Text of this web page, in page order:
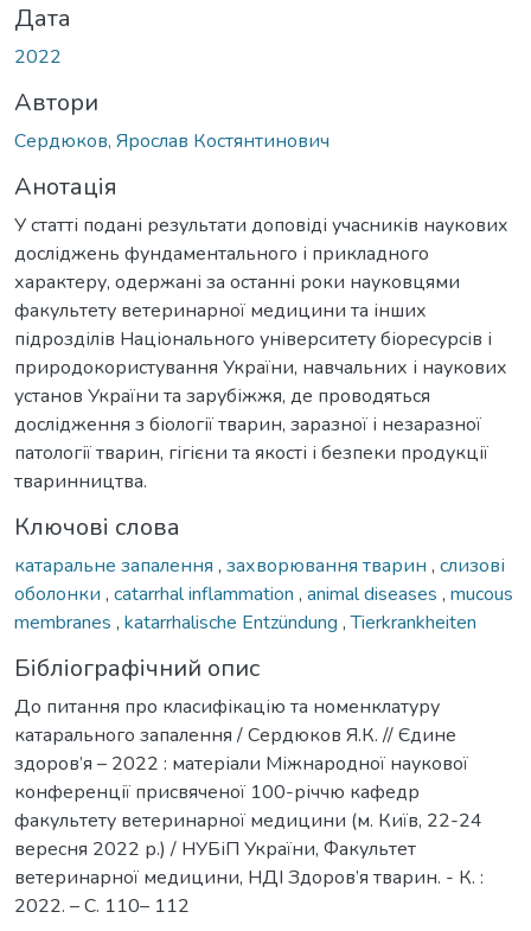
Дата
2022
Автори
Сердюков, Ярослав Костянтинович
Анотація
У статті подані результати доповіді учасників наукових
досліджень фундаментального і прикладного
характеру, одержані за останні роки науковцями
факультету ветеринарної медицини та інших
підрозділів Національного університету біоресурсів і
природокористування України, навчальних і наукових
установ України та зарубіжжя, де проводяться
дослідження з біології тварин, заразної і незаразної
патології тварин, гігієни та якості і безпеки продукції
тваринництва.
Ключові слова
катаральне запалення , захворювання тварин , слизові
оболонки , catarrhal inflammation , animal diseases , mucous
membranes , katarrhalische Entzündung ,Tierkrankheiten
Бібліографічний опис
До питання про класифікацію та номенклатуру
катарального запалення / Сердюков Я.К. // Єдине
здоров’я – 2022 : матеріали Міжнародної наукової
конференції присвяченої 100-річчю кафедр
факультету ветеринарної медицини (м. Київ, 22-24
вересня 2022 р.) / НУБіП України, Факультет
ветеринарної медицини, НДІ Здоров’я тварин. - К. :
2022. – С. 110– 112